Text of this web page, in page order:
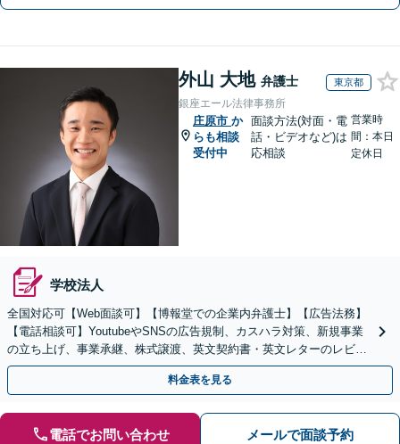
外山 大地 弁護士 東京都
銀座エール法律事務所
庄原市 か
らも相談
受付中
面談方法(対面・電
話・ビデオなど)は
応相談
営業時
間：本日
定休日
学校法人
全国対応可【Web面談可】【博報堂での企業内弁護士】【広告法務】
【電話相談可】YoutubeやSNSの広告規制、カスハラ対策、新規事業
の立ち上げ、事業承継、株式譲渡、英文契約書・英文レターのレビュ
ー・ドラフトなどに対応。
料金表を見る
電話でお問い合わせ メールで面談予約